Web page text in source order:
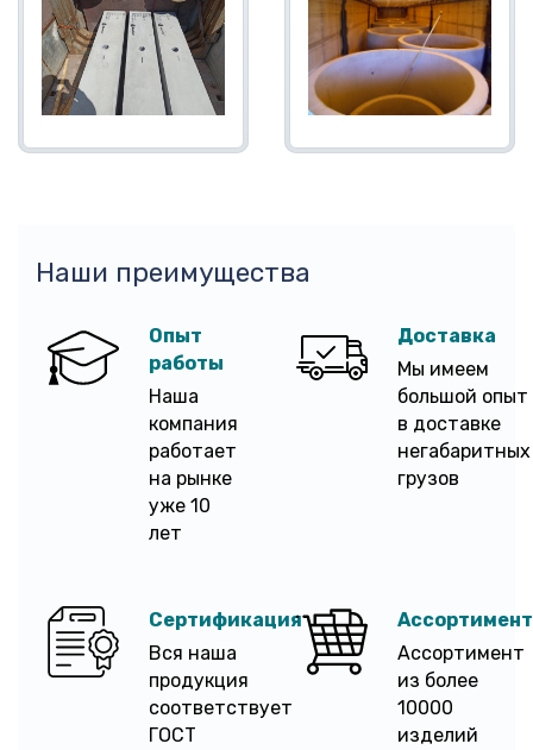
Наши преимущества
Опыт
работы
Наша
компания
работает
на рынке
уже 10
лет
Доставка
Мы имеем
большой опыт
в доставке
негабаритных
грузов
Сертификация
Вся наша
продукция
соответствует
ГОСТ
Ассортимент
Ассортимент
из более
10000
изделий